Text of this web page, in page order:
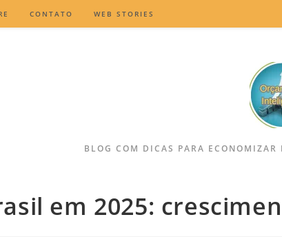
CONTATO WEB STORIES
BLOG COM DICAS PARA
em 2025: